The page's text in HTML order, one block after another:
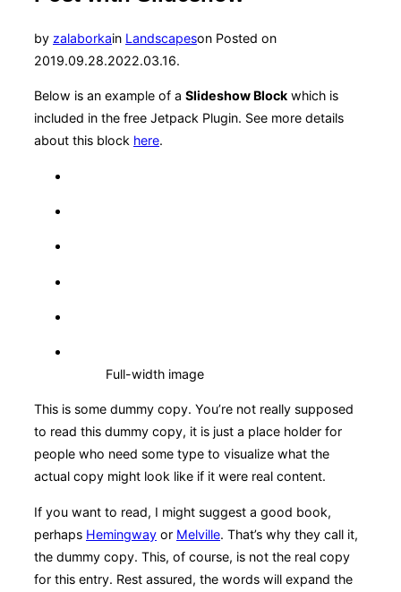
by zalaborkain Landscapeson Posted on
2019.09.28.2022.03.16.
Below is an example of a Slideshow Block which is
included in the free Jetpack Plugin. See more details
about this block here.
Full-width image
This is some dummy copy. You’re not really supposed
to read this dummy copy, it is just a place holder for
people who need some type to visualize what the
actual copy might look like if it were real content.
If you want to read, I might suggest a good book,
perhaps Hemingway or Melville. That’s why they call it,
the dummy copy. This, of course, is not the real copy
for this entry. Rest assured, the words will expand the